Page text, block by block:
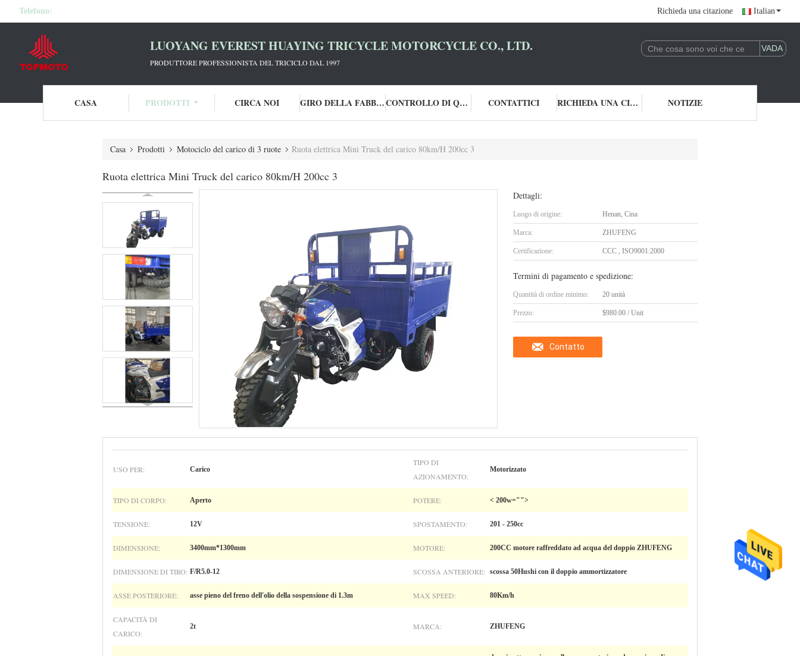
Telefono: Richieda una citazione Italian
LUOYANG EVEREST HUAYING TRICYCLE MOTORCYCLE CO., LTD.
PRODUTTORE PROFESSIONISTA DEL TRICICLO DAL 1997
CASA PRODOTTI CIRCA NOI GIRO DELLA FABBRICA CONTROLLO DI QUALITÀ CONTATTICI RICHIEDA UNA CITAZIONE NOTIZIE
Casa Prodotti Motociclo del carico di 3 ruote Ruota elettrica Mini Truck del carico 80km/H 200cc 3
Ruota elettrica Mini Truck del carico 80km/H 200cc 3
Dettagli:
Luogo di origine: Henan, Cina
Marca: ZHUFENG
Certificazione: CCC , ISO9001:2000
Termini di pagamento e spedizione:
Quantità di ordine minimo: 20 unità
Prezzo: $980.00 / Unit
Contatto
USO PER: Carico
TIPO DI
AZIONAMENTO:
Motorizzato
TIPO DI CORPO: Aperto POTERE: < 200w="">
TENSIONE: 12V SPOSTAMENTO: 201 - 250cc
DIMENSIONE: 3400mm*1300mm MOTORE: 200CC motore raffreddato ad acqua del doppio ZHUFENG
DIMENSIONE DI TIRO: F/R5.0-12 SCOSSA ANTERIORE: scossa 50Hushi con il doppio ammortizzatore
ASSE POSTERIORE: asse pieno del freno dell'olio della sospensione di 1.3m MAX SPEED: 80Km/h
CAPACITÀ DI
CARICO:
2t MARCA: ZHUFENG